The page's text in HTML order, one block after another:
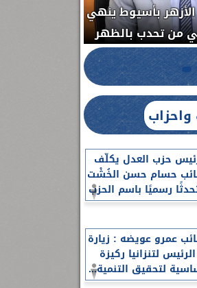
بأسيوط ينهي
من تحدب بالظهر
حزب العدل يكلّف
حسام حسن الخُشْت
رسميًا باسم الحزب
عمرو عويضه : زيارة
الرئيس لتنزانيا ركيزة
لتحقيق التنمية...